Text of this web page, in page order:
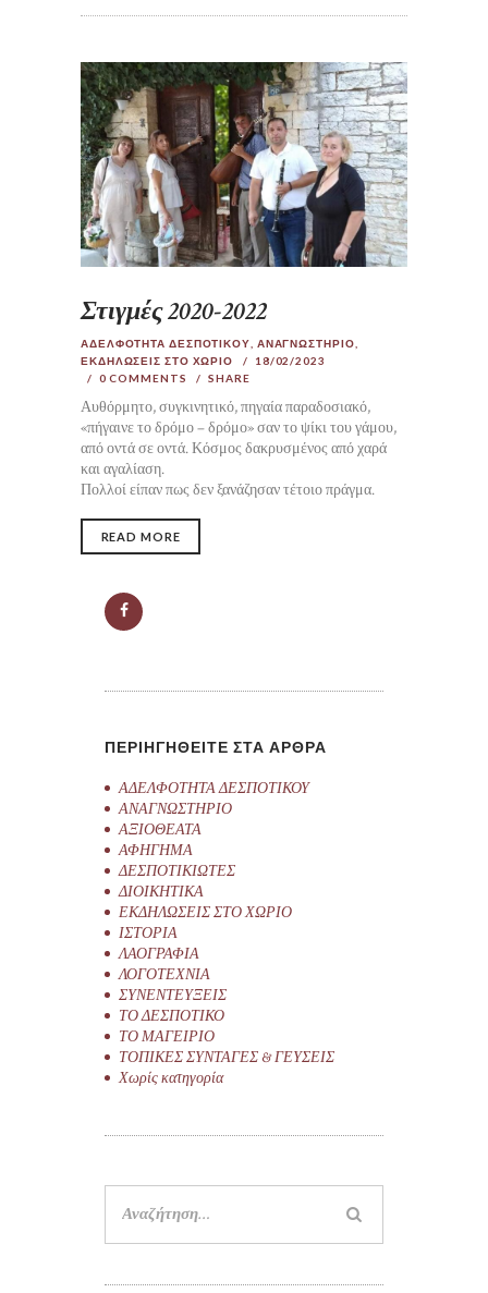
Στιγμές 2020-2022
ΑΔΕΛΦΟΤΗΤΑ ΔΕΣΠΟΤΙΚΟΥ ΑΝΑΓΝΩΣΤΗΡΙΟ
ΕΚΔΗΛΩΣΕΙΣ ΣΤΟ ΧΩΡΙΟ
18/02/2023
0 COMMENTS SHARE
Αυθόρμητο, συγκινητικό, πηγαία παραδοσιακό,
«πήγαινε το δρόμο – δρόμο» σαν το ψίκι του γάμου,
από οντά σε οντά. Κόσμος δακρυσμένος από χαρά
και αγαλίαση.
Πολλοί είπαν πως δεν ξανάζησαν τέτοιο πράγμα.
READ MORE
ΠΕΡΙΗΓΗΘΕΙΤΕ ΣΤΑ ΑΡΘΡΑ
ΑΔΕΛΦΟΤΗΤΑ ΔΕΣΠΟΤΙΚΟΥ
ΑΝΑΓΝΩΣΤΗΡΙΟ
ΑΞΙΟΘΕΑΤΑ
ΑΦΗΓΗΜΑ
ΔΕΣΠΟΤΙΚΙΩΤΕΣ
ΔΙΟΙΚΗΤΙΚΑ
ΕΚΔΗΛΩΣΕΙΣ ΣΤΟ ΧΩΡΙΟ
ΙΣΤΟΡΙΑ
ΛΑΟΓΡΑΦΙΑ
ΛΟΓΟΤΕΧΝΙΑ
ΣΥΝΕΝΤΕΥΞΕΙΣ
ΤΟ ΔΕΣΠΟΤΙΚΟ
ΤΟ ΜΑΓΕΙΡΙΟ
ΤΟΠΙΚΕΣ ΣΥΝΤΑΓΕΣ & ΓΕΥΣΕΙΣ
Χωρίς κατηγορία
για: